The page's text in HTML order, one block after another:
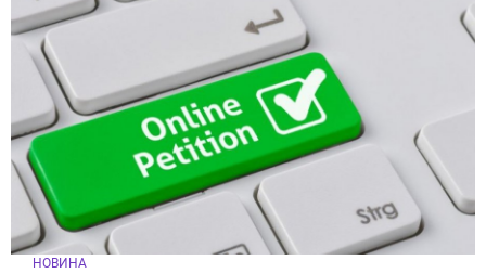
НОВИНА